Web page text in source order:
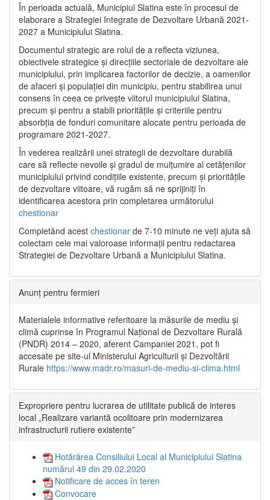
În perioada actuală, Municipiul Slatina este în procesul de
elaborare a Strategiei Integrate de Dezvoltare Urbană 2021‐
2027 a Municipiului Slatina.
Documentul strategic are rolul de a reflecta viziunea,
obiectivele strategice și direcțiile sectoriale de dezvoltare ale
municipiului, prin implicarea factorilor de decizie, a oamenilor
de afaceri și populației din municipiu, pentru stabilirea unui
consens în ceea ce privește viitorul municipiului Slatina,
precum și pentru a stabili prioritățile și criteriile pentru
absorbția de fonduri comunitare alocate pentru perioada de
programare 2021-2027.
În vederea realizării unei strategii de dezvoltare durabilă
care să reflecte nevoile și gradul de mulțumire al cetățenilor
municipiului privind condițiile existente, precum și prioritățile
de dezvoltare viitoare, vă rugăm să ne sprijiniți în
identificarea acestora prin completarea următorului
chestionar
Completând acest chestionar de 7-10 minute ne veți ajuta să
colectam cele mai valoroase informații pentru redactarea
Strategiei de Dezvoltare Urbană a Municipiului Slatina.
Anunț pentru fermieri
Materialele informative referitoare la măsurile de mediu și
climă cuprinse în Programul Național de Dezvoltare Rurală
(PNDR) 2014 – 2020, aferent Campaniei 2021, pot fi
accesate pe site-ul Ministerului Agriculturii și Dezvoltării
Rurale https://www.madr.ro/masuri-de-mediu-si-clima.html
Expropriere pentru lucrarea de utilitate publică de interes
local „Realizare variantă ocolitoare prin modernizarea
infrastructurii rutiere existente”
Hotărârea Consiliului Local al Municipiului Slatina
numărul 49 din 29.02.2020
Notificare de acces în teren
Convocare